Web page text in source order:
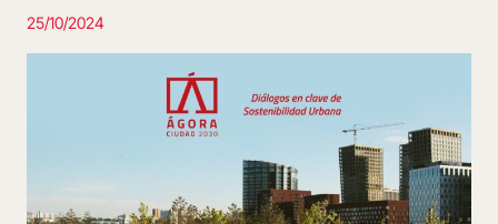
25/10/2024